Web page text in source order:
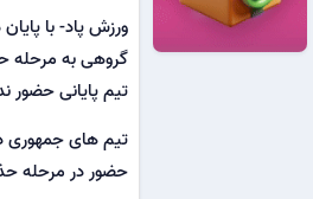
گروهی به مرحله
تیم پایانی حضور
تیم های جمهوری
حضور در مرحله